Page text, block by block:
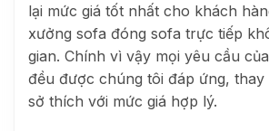
lại mức giá tốt nhất cho khách
xưởng sofa đóng sofa trực tiếp
gian. Chính vì vậy mọi yêu cầu
đều được chúng tôi đáp ứng, thay
sở thích với mức giá hợp lý.